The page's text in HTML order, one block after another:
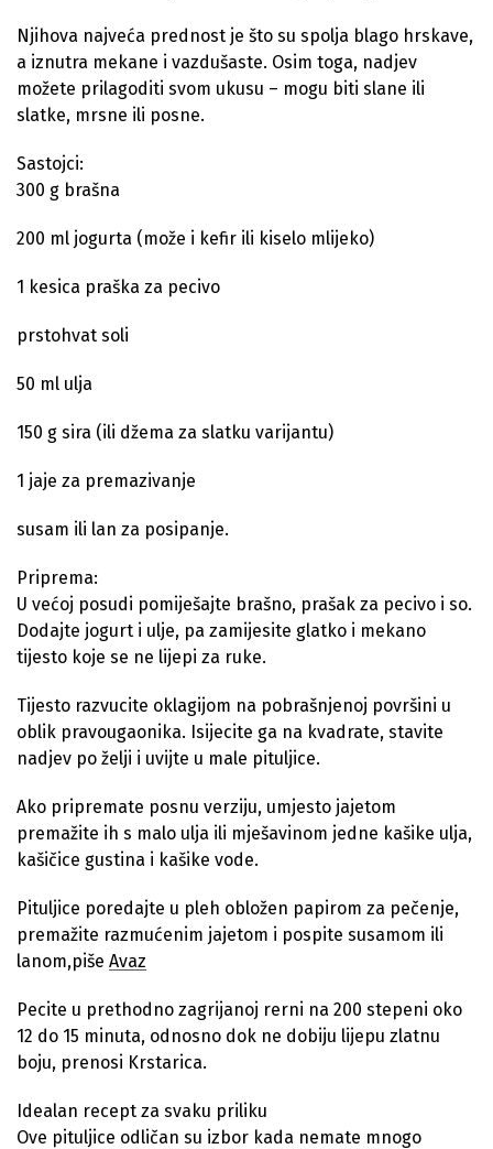
Njihova najveća prednost je što su spolja blago hrskave,
a iznutra mekane i vazdušaste. Osim toga, nadjev
možete prilagoditi svom ukusu – mogu biti slane ili
slatke, mrsne ili posne.
Sastojci:
300 g brašna
200 ml jogurta (može i kefir ili kiselo mlijeko)
1 kesica praška za pecivo
prstohvat soli
50 ml ulja
150 g sira (ili džema za slatku varijantu)
1 jaje za premazivanje
susam ili lan za posipanje.
Priprema:
U većoj posudi pomiješajte brašno, prašak za pecivo i so.
Dodajte jogurt i ulje, pa zamijesite glatko i mekano
tijesto koje se ne lijepi za ruke.
Tijesto razvucite oklagijom na pobrašnjenoj površini u
oblik pravougaonika. Isijecite ga na kvadrate, stavite
nadjev po želji i uvijte u male pituljice.
Ako pripremate posnu verziju, umjesto jajetom
premažite ih s malo ulja ili mješavinom jedne kašike ulja,
kašičice gustina i kašike vode.
Pituljice poredajte u pleh obložen papirom za pečenje,
premažite razmućenim jajetom i pospite susamom ili
lanom,piše Avaz
Pecite u prethodno zagrijanoj rerni na 200 stepeni oko
12 do 15 minuta, odnosno dok ne dobiju lijepu zlatnu
boju, prenosi Krstarica.
Idealan recept za svaku priliku
Ove pituljice odličan su izbor kada nemate mnogo